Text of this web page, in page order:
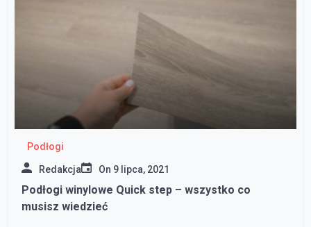
Podłogi
Redakcja On 9 lipca, 2021
Podłogi winylowe Quick step – wszystko co
musisz wiedzieć